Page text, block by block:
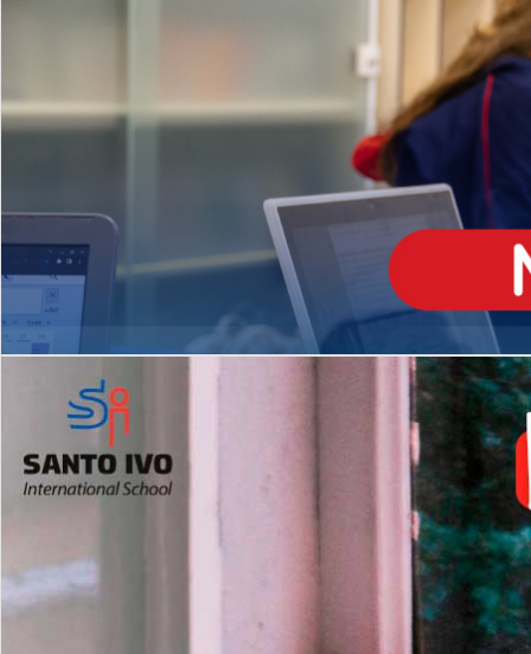
Matrículas Abertas 2026
MÉDIO
igh School
Dupla Diplomação
2º AO 5º ANO FUNDAMENTAL
es
Com imersão Bilingue - Anos
Finais